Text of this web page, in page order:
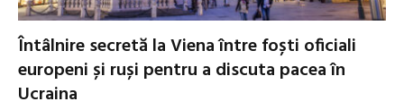
Întâlnire secretă la Viena între foști oficiali
europeni și ruși pentru a discuta pacea în
Ucraina